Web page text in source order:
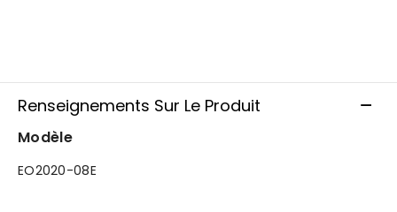
Renseignements Sur Le Produit
Modèle
EO2020-08E